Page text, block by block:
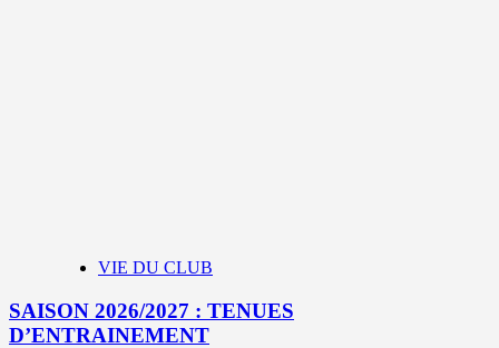
VIE DU CLUB
SAISON 2026/2027 : TENUES
D’ENTRAINEMENT